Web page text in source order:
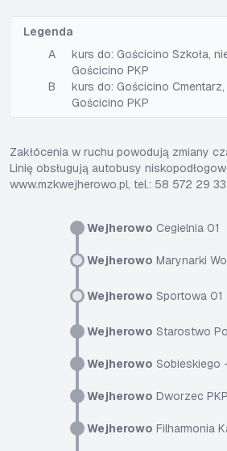
Wejherowo Cegielnia 01
Wejherowo Marynarki
Wejherowo Sportowa 01
Wejherowo Starostwo
Wejherowo Sobieskiego
Wejherowo Dworzec
Wejherowo Filharmonia
Legenda
A
kurs do: Gościcino Szkoła,
Gościcino PKP
B
kurs do: Gościcino
Gościcino PKP
Zakłócenia w ruchu powodują zmiany
Linię obsługują autobusy
www.mzkwejherowo.pl, tel.: 58 572 29 33